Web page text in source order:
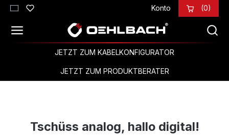
Zum Hauptinhalt springen Konto (0)
JETZT ZUM KABELKONFIGURATOR
JETZT ZUM PRODUKTBERATER
Tschüss analog, hallo digital!